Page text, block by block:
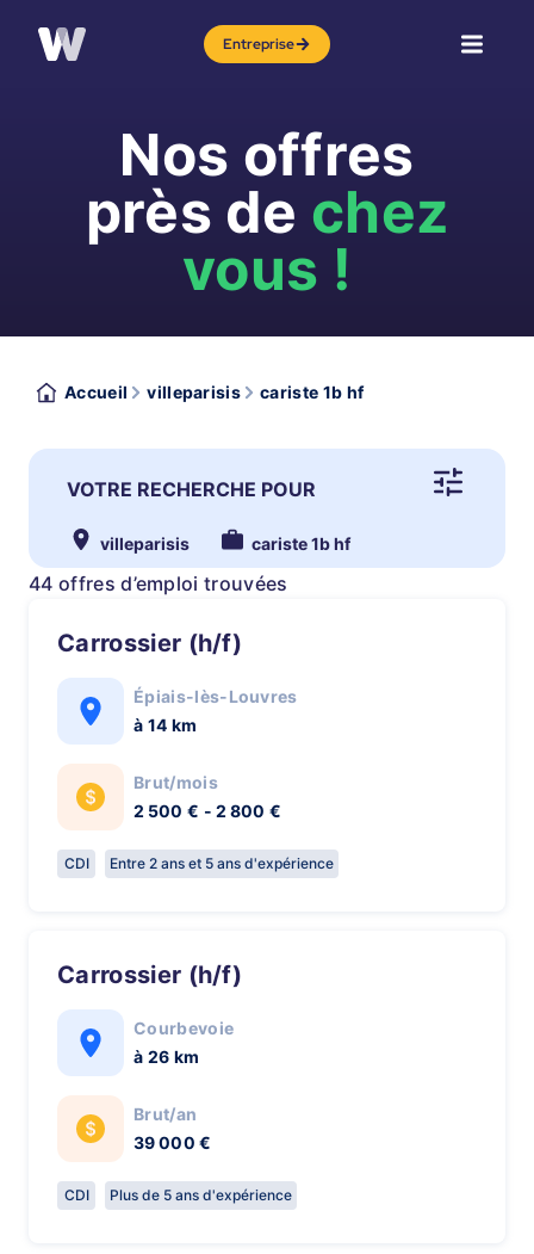
Entreprise
Nos offres
près de chez
vous !
Accueil villeparisis cariste 1b hf
VOTRE RECHERCHE POUR
villeparisis cariste 1b hf
44 offres d’emploi trouvées
Carrossier (h/f)
Épiais-lès-Louvres
à 14 km
Brut/mois
2 500 € - 2 800 €
CDI Entre 2 ans et 5 ans d'expérience
Carrossier (h/f)
Courbevoie
à 26 km
Brut/an
39 000 €
CDI Plus de 5 ans d'expérience